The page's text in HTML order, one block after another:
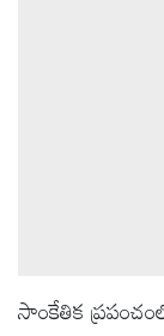
ప్రెస్
సాంకేతిక